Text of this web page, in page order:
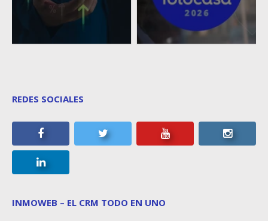
REDES SOCIALES
INMOWEB – EL CRM TODO EN UNO